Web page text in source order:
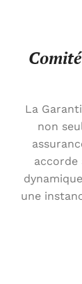
La
non
accorde
une